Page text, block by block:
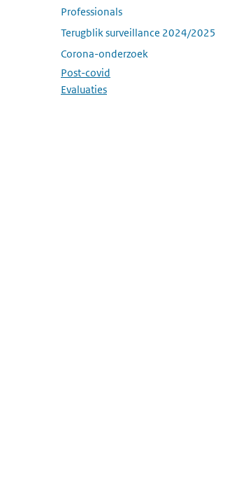
Professionals
Submenu openen
Terugblik surveillance 2024/2025
Submenu openen
Corona-onderzoek
Submenu openen
Post-covid
Evaluaties